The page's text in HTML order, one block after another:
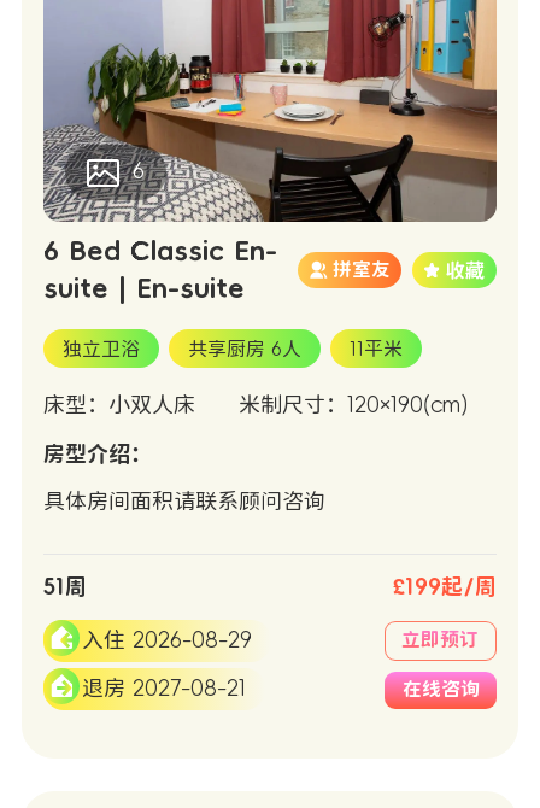
6
6 Bed Classic En-
suite | En-suite
拼室友
独立卫浴 共享厨房 6人 11平米
床型：小双人床 米制尺寸：120×190(cm)
房型介绍：
具体房间面积请联系顾问咨询
51周 £199起/周
入住 2026-08-29
退房 2027-08-21
立即预订
在线咨询